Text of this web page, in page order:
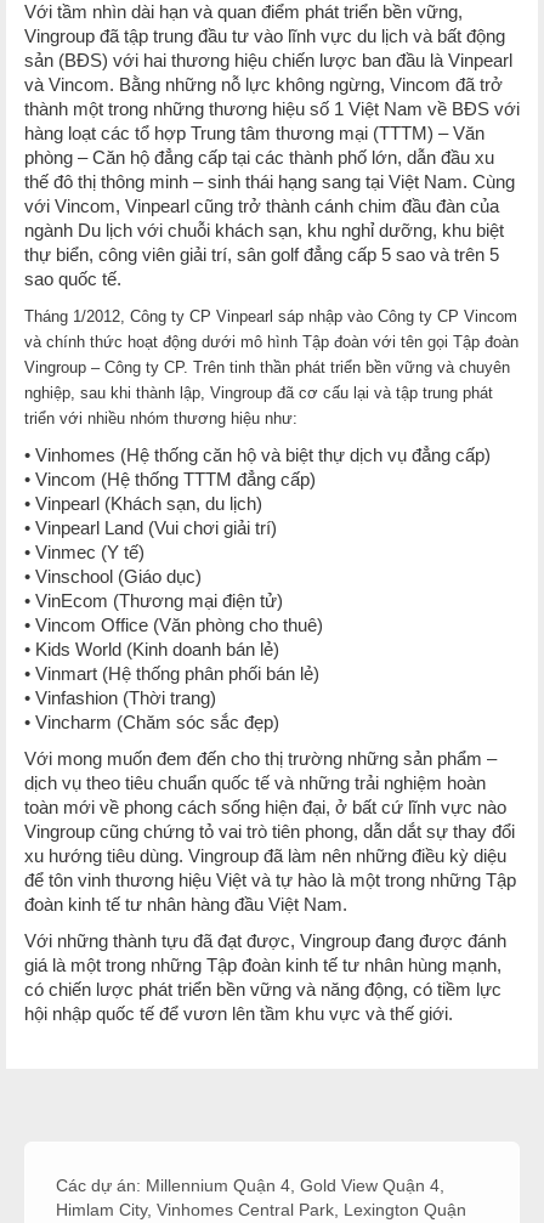
Với tầm nhìn dài hạn và quan điểm phát triển bền vững,
Vingroup đã tập trung đầu tư vào lĩnh vực du lịch và bất động
sản (BĐS) với hai thương hiệu chiến lược ban đầu là Vinpearl
và Vincom. Bằng những nỗ lực không ngừng, Vincom đã trở
thành một trong những thương hiệu số 1 Việt Nam về BĐS với
hàng loạt các tổ hợp Trung tâm thương mại (TTTM) – Văn
phòng – Căn hộ đẳng cấp tại các thành phố lớn, dẫn đầu xu
thế đô thị thông minh – sinh thái hạng sang tại Việt Nam. Cùng
với Vincom, Vinpearl cũng trở thành cánh chim đầu đàn của
ngành Du lịch với chuỗi khách sạn, khu nghỉ dưỡng, khu biệt
thự biển, công viên giải trí, sân golf đẳng cấp 5 sao và trên 5
sao quốc tế.
Tháng 1/2012, Công ty CP Vinpearl sáp nhập vào Công ty CP Vincom
và chính thức hoạt động dưới mô hình Tập đoàn với tên gọi Tập đoàn
Vingroup – Công ty CP. Trên tinh thần phát triển bền vững và chuyên
nghiệp, sau khi thành lập, Vingroup đã cơ cấu lại và tập trung phát
triển với nhiều nhóm thương hiệu như:
• Vinhomes (Hệ thống căn hộ và biệt thự dịch vụ đẳng cấp)
• Vincom (Hệ thống TTTM đẳng cấp)
• Vinpearl (Khách sạn, du lịch)
• Vinpearl Land (Vui chơi giải trí)
• Vinmec (Y tế)
• Vinschool (Giáo dục)
• VinEcom (Thương mại điện tử)
• Vincom Office (Văn phòng cho thuê)
• Kids World (Kinh doanh bán lẻ)
• Vinmart (Hệ thống phân phối bán lẻ)
• Vinfashion (Thời trang)
• Vincharm (Chăm sóc sắc đẹp)
Với mong muốn đem đến cho thị trường những sản phẩm –
dịch vụ theo tiêu chuẩn quốc tế và những trải nghiệm hoàn
toàn mới về phong cách sống hiện đại, ở bất cứ lĩnh vực nào
Vingroup cũng chứng tỏ vai trò tiên phong, dẫn dắt sự thay đổi
xu hướng tiêu dùng. Vingroup đã làm nên những điều kỳ diệu
để tôn vinh thương hiệu Việt và tự hào là một trong những Tập
đoàn kinh tế tư nhân hàng đầu Việt Nam.
Với những thành tựu đã đạt được, Vingroup đang được đánh
giá là một trong những Tập đoàn kinh tế tư nhân hùng mạnh,
có chiến lược phát triển bền vững và năng động, có tiềm lực
hội nhập quốc tế để vươn lên tầm khu vực và thế giới.
Các dự án: Millennium Quận 4 Gold View Quận 4
Himlam City, Vinhomes Central Park Lexington Quận